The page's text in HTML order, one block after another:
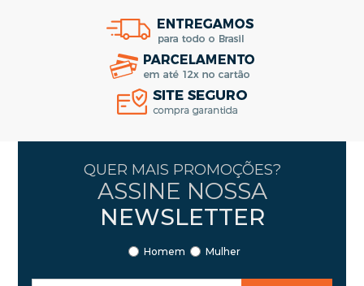
QUER MAIS PROMOÇÕES?
ASSINE NOSSA
NEWSLETTER
Homem Mulher